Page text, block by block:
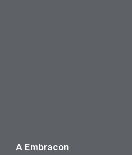
A Embracon